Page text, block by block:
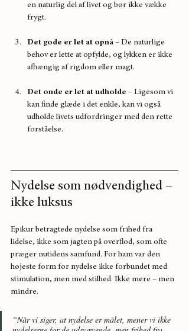
en naturlig del af livet og bør ikke vække
frygt.
Det gode er let at opnå – De naturlige
behov er lette at opfylde, og lykken er ikke
afhængig af rigdom eller magt.
Det onde er let at udholde – Ligesom vi
kan finde glæde i det enkle, kan vi også
udholde livets udfordringer med den rette
forståelse.
Nydelse som nødvendighed –
ikke luksus
Epikur betragtede nydelse som frihed fra
lidelse, ikke som jagten på overflod, som ofte
præger nutidens samfund. For ham var den
højeste form for nydelse ikke forbundet med
stimulation, men med stilhed. Ikke mere – men
mindre.
“Når vi siger, at nydelse er målet, mener vi ikke